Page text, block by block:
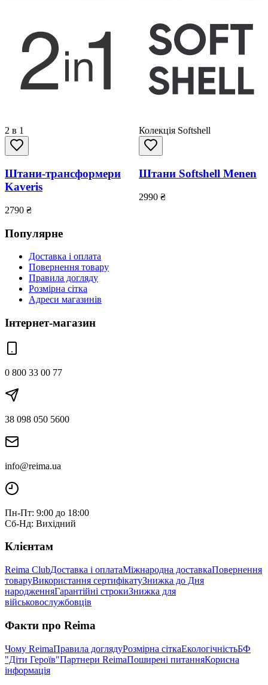
2 в 1
Штани-трансформери
Kaveris
2790 ₴
Колекція Softshell
Штани Softshell Menen
2990 ₴
Популярне
Доставка і оплата
Повернення товару
Правила догляду
Розмірна сітка
Адреси магазинів
Інтернет-магазин
0 800 33 00 77
38 098 050 5600
info@reima.ua
Пн-Пт: 9:00 до 18:00
Сб-Нд: Вихідний
Клієнтам
Reima ClubДоставка і оплатаМіжнародна доставкаПовернення
товаруВикористання сертифікатуЗнижка до Дня
народженняГарантійні строкиЗнижка для
військовослужбовців
Факти про Reima
Чому ReimaПравила доглядуРозмірна сіткаЕкологічністьБФ
"Діти Героїв"Партнери ReimaПоширені питанняКорисна
інформація